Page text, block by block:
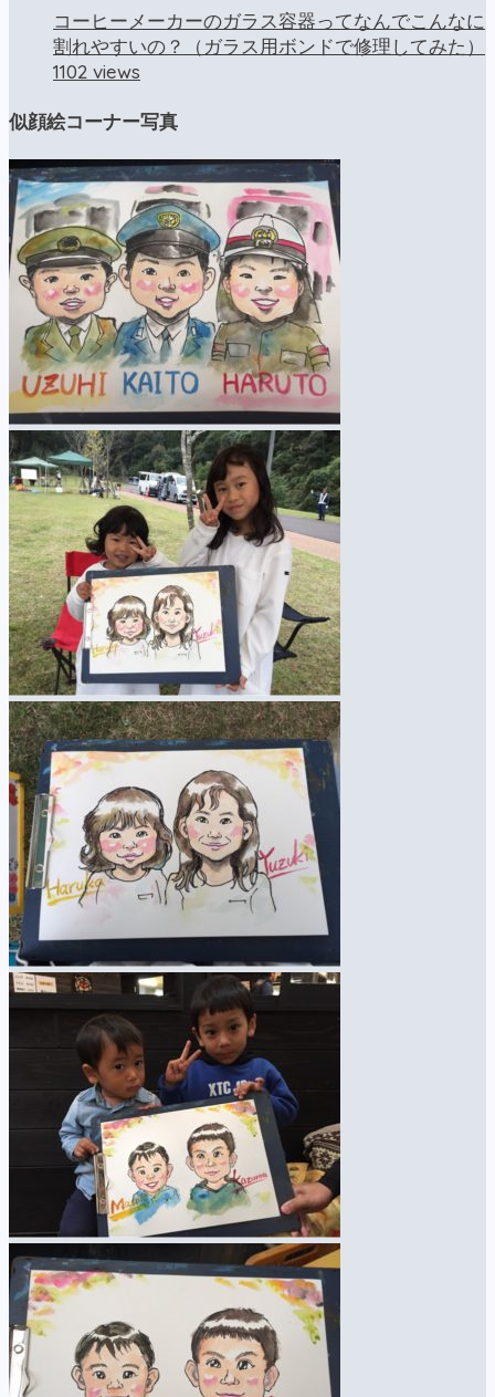
コーヒーメーカーのガラス容器ってなんでこんなに
割れやすいの？（ガラス用ボンドで修理してみた）
1102 views
似顔絵コーナー写真